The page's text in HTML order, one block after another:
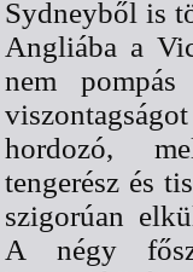
Sydneyből is
Angliába a
nem
hordozó,
tengerész és
szigorúan
A négy